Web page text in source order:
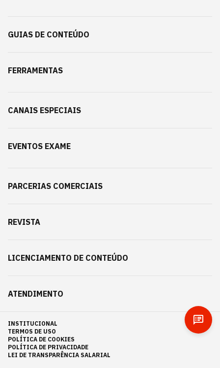
GUIAS DE CONTEÚDO
FERRAMENTAS
CANAIS ESPECIAIS
EVENTOS EXAME
PARCERIAS COMERCIAIS
REVISTA
LICENCIAMENTO DE CONTEÚDO
ATENDIMENTO
INSTITUCIONAL
TERMOS DE USO
POLÍTICA DE COOKIES
POLÍTICA DE PRIVACIDADE
LEI DE TRANSPARÊNCIA SALARIAL